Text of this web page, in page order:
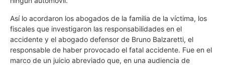
Así lo acordaron los abogados de la familia de la víctima, los
fiscales que investigaron las responsabilidades en el
accidente y el abogado defensor de Bruno Balzaretti, el
responsable de haber provocado el fatal accidente. Fue en el
marco de un juicio abreviado que, en una audiencia de